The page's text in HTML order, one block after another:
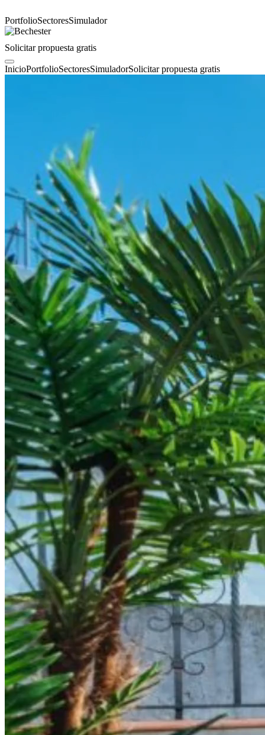
PortfolioSectoresSimulador
Solicitar propuesta gratis
InicioPortfolioSectoresSimuladorSolicitar propuesta gratis